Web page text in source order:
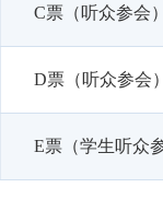
C票（听众参会）
D票（听众参会）
E票（学生听众